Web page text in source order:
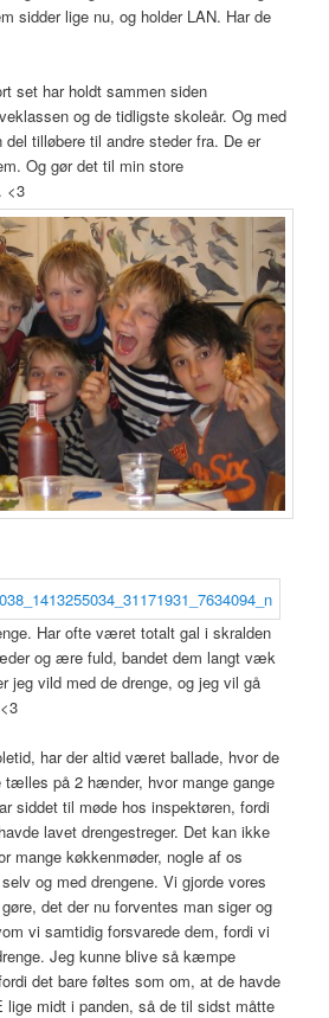
sidder lige nu, og holder LAN. Har de
set har holdt sammen siden
og de tidligste skoleår. Og med
tilløbere til andre steder fra. De er
Og gør det til min store
<3
Har ofte været totalt gal i skralden
og ære fuld, bandet dem langt væk
jeg vild med de drenge, og jeg vil gå
har der altid været ballade, hvor de
på 2 hænder, hvor mange gange
siddet til møde hos inspektøren, fordi
lavet drengestreger. Det kan ikke
mange køkkenmøder, nogle af os
og med drengene. Vi gjorde vores
det der nu forventes man siger og
vi samtidig forsvarede dem, fordi vi
Jeg kunne blive så kæmpe
det bare føltes som om, at de havde
lige midt i panden, så de til sidst måtte